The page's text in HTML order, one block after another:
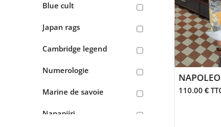
Blue cult
Japan rags
Cambridge legend
Numerologie
Marine de savoie
Napapijri
110.00 €